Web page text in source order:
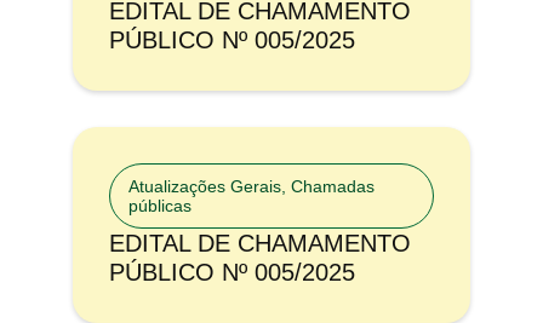
EDITAL DE CHAMAMENTO
PÚBLICO Nº 005/2025
Atualizações Gerais Chamadas
públicas
EDITAL DE CHAMAMENTO
PÚBLICO Nº 005/2025